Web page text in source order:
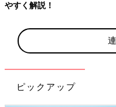
ピックアップ